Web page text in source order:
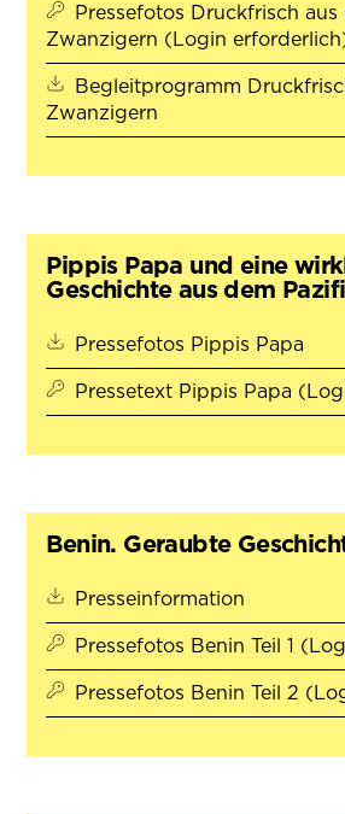
Pressefotos Druckfrisch aus
Zwanzigern (Login
Begleitprogramm
Zwanzigern
Pippis Papa und eine
Geschichte aus dem
Pressefotos Pippis Papa
Pressetext Pippis Papa
Benin. Geraubte
Presseinformation
Pressefotos Benin Teil 1
Pressefotos Benin Teil 2